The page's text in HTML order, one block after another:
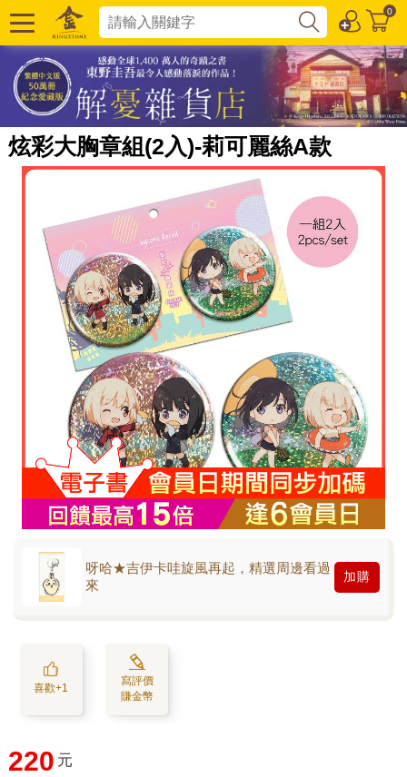
0
炫彩大胸章組(2入)-莉可麗絲A款
呀哈★吉伊卡哇旋風再起，精選周邊看過
來
加購
喜歡+1
寫評價
賺金幣
220 元